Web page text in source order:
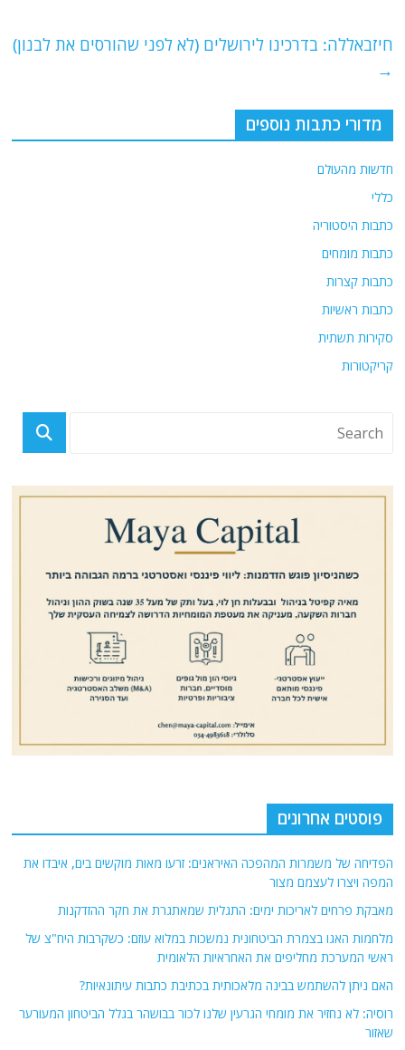
k
חיזבאללה: בדרכינו לירושלים (לא לפני שהורסים את לבנון)
→
מדורי כתבות נוספים
חדשות מהעולם
כללי
כתבות היסטוריה
כתבות מומחים
כתבות קצרות
כתבות ראשיות
סקירות תשתית
קריקטורות
פוסטים אחרונים
הפדיחה של משמרות המהפכה האיראנים: זרעו מאות מוקשים בים, איבדו את
המפה ויצרו לעצמם מצור
מאבקת פרחים לאריכות ימים: התגלית שמאתגרת את חקר ההזדקנות
מלחמות האגו בצמרת הביטחונית נמשכות במלוא עוזם: כשקרבות היח"צ של
ראשי המערכת מחליפים את האחראיות הלאומית
האם ניתן להשתמש בבינה מלאכותית בכתיבת כתבות עיתונאיות?
רוסיה: לא נחזיר את מומחי הגרעין שלנו לכור בבושהר בגלל הביטחון המעורער
שאזור